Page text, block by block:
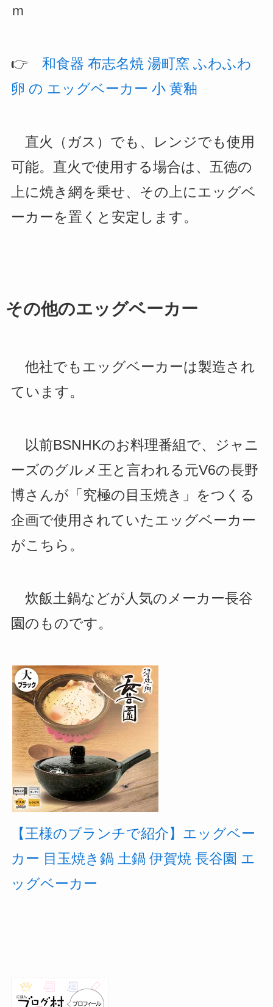
ｍ
👉️ 和食器 布志名焼 湯町窯 ふわふわ
卵 の エッグベーカー 小 黄釉
直火（ガス）でも、レンジでも使用
可能。直火で使用する場合は、五徳の
上に焼き網を乗せ、その上にエッグベ
ーカーを置くと安定します。
その他のエッグベーカー
他社でもエッグベーカーは製造され
ています。
以前BSNHKのお料理番組で、ジャニ
ーズのグルメ王と言われる元V6の長野
博さんが「究極の目玉焼き」をつくる
企画で使用されていたエッグベーカー
がこちら。
炊飯土鍋などが人気のメーカー長谷
園のものです。
【王様のブランチで紹介】エッグベー
カー 目玉焼き鍋 土鍋 伊賀焼 長谷園 エ
ッグベーカー